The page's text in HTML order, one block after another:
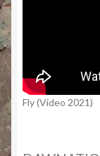
Fly (Video 2021)